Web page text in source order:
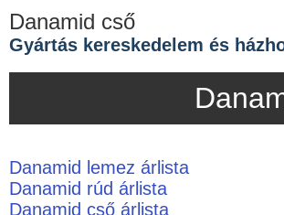
Danamid cső
Gyártás kereskedelem és
Danamid lemez árlista
Danamid rúd árlista
Danamid cső árlista